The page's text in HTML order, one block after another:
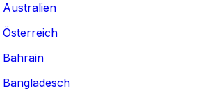
Australien
Österreich
Bahrain
Bangladesch